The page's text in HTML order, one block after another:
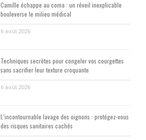
Camille échappe au coma : un réveil inexplicable
bouleverse le milieu médical
6 août 2026
Techniques secrètes pour congeler vos courgettes
sans sacrifier leur texture croquante
6 août 2026
L’incontournable lavage des oignons : protégez-vous
des risques sanitaires cachés